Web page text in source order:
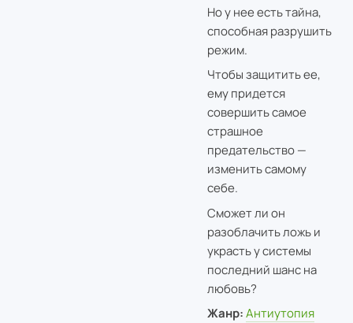
Но у нее есть тайна,
способная разрушить
режим.
Чтобы защитить ее,
ему придется
совершить самое
страшное
предательство —
изменить самому
себе.
Сможет ли он
разоблачить ложь и
украсть у системы
последний шанс на
любовь?
Жанр: Антиутопия